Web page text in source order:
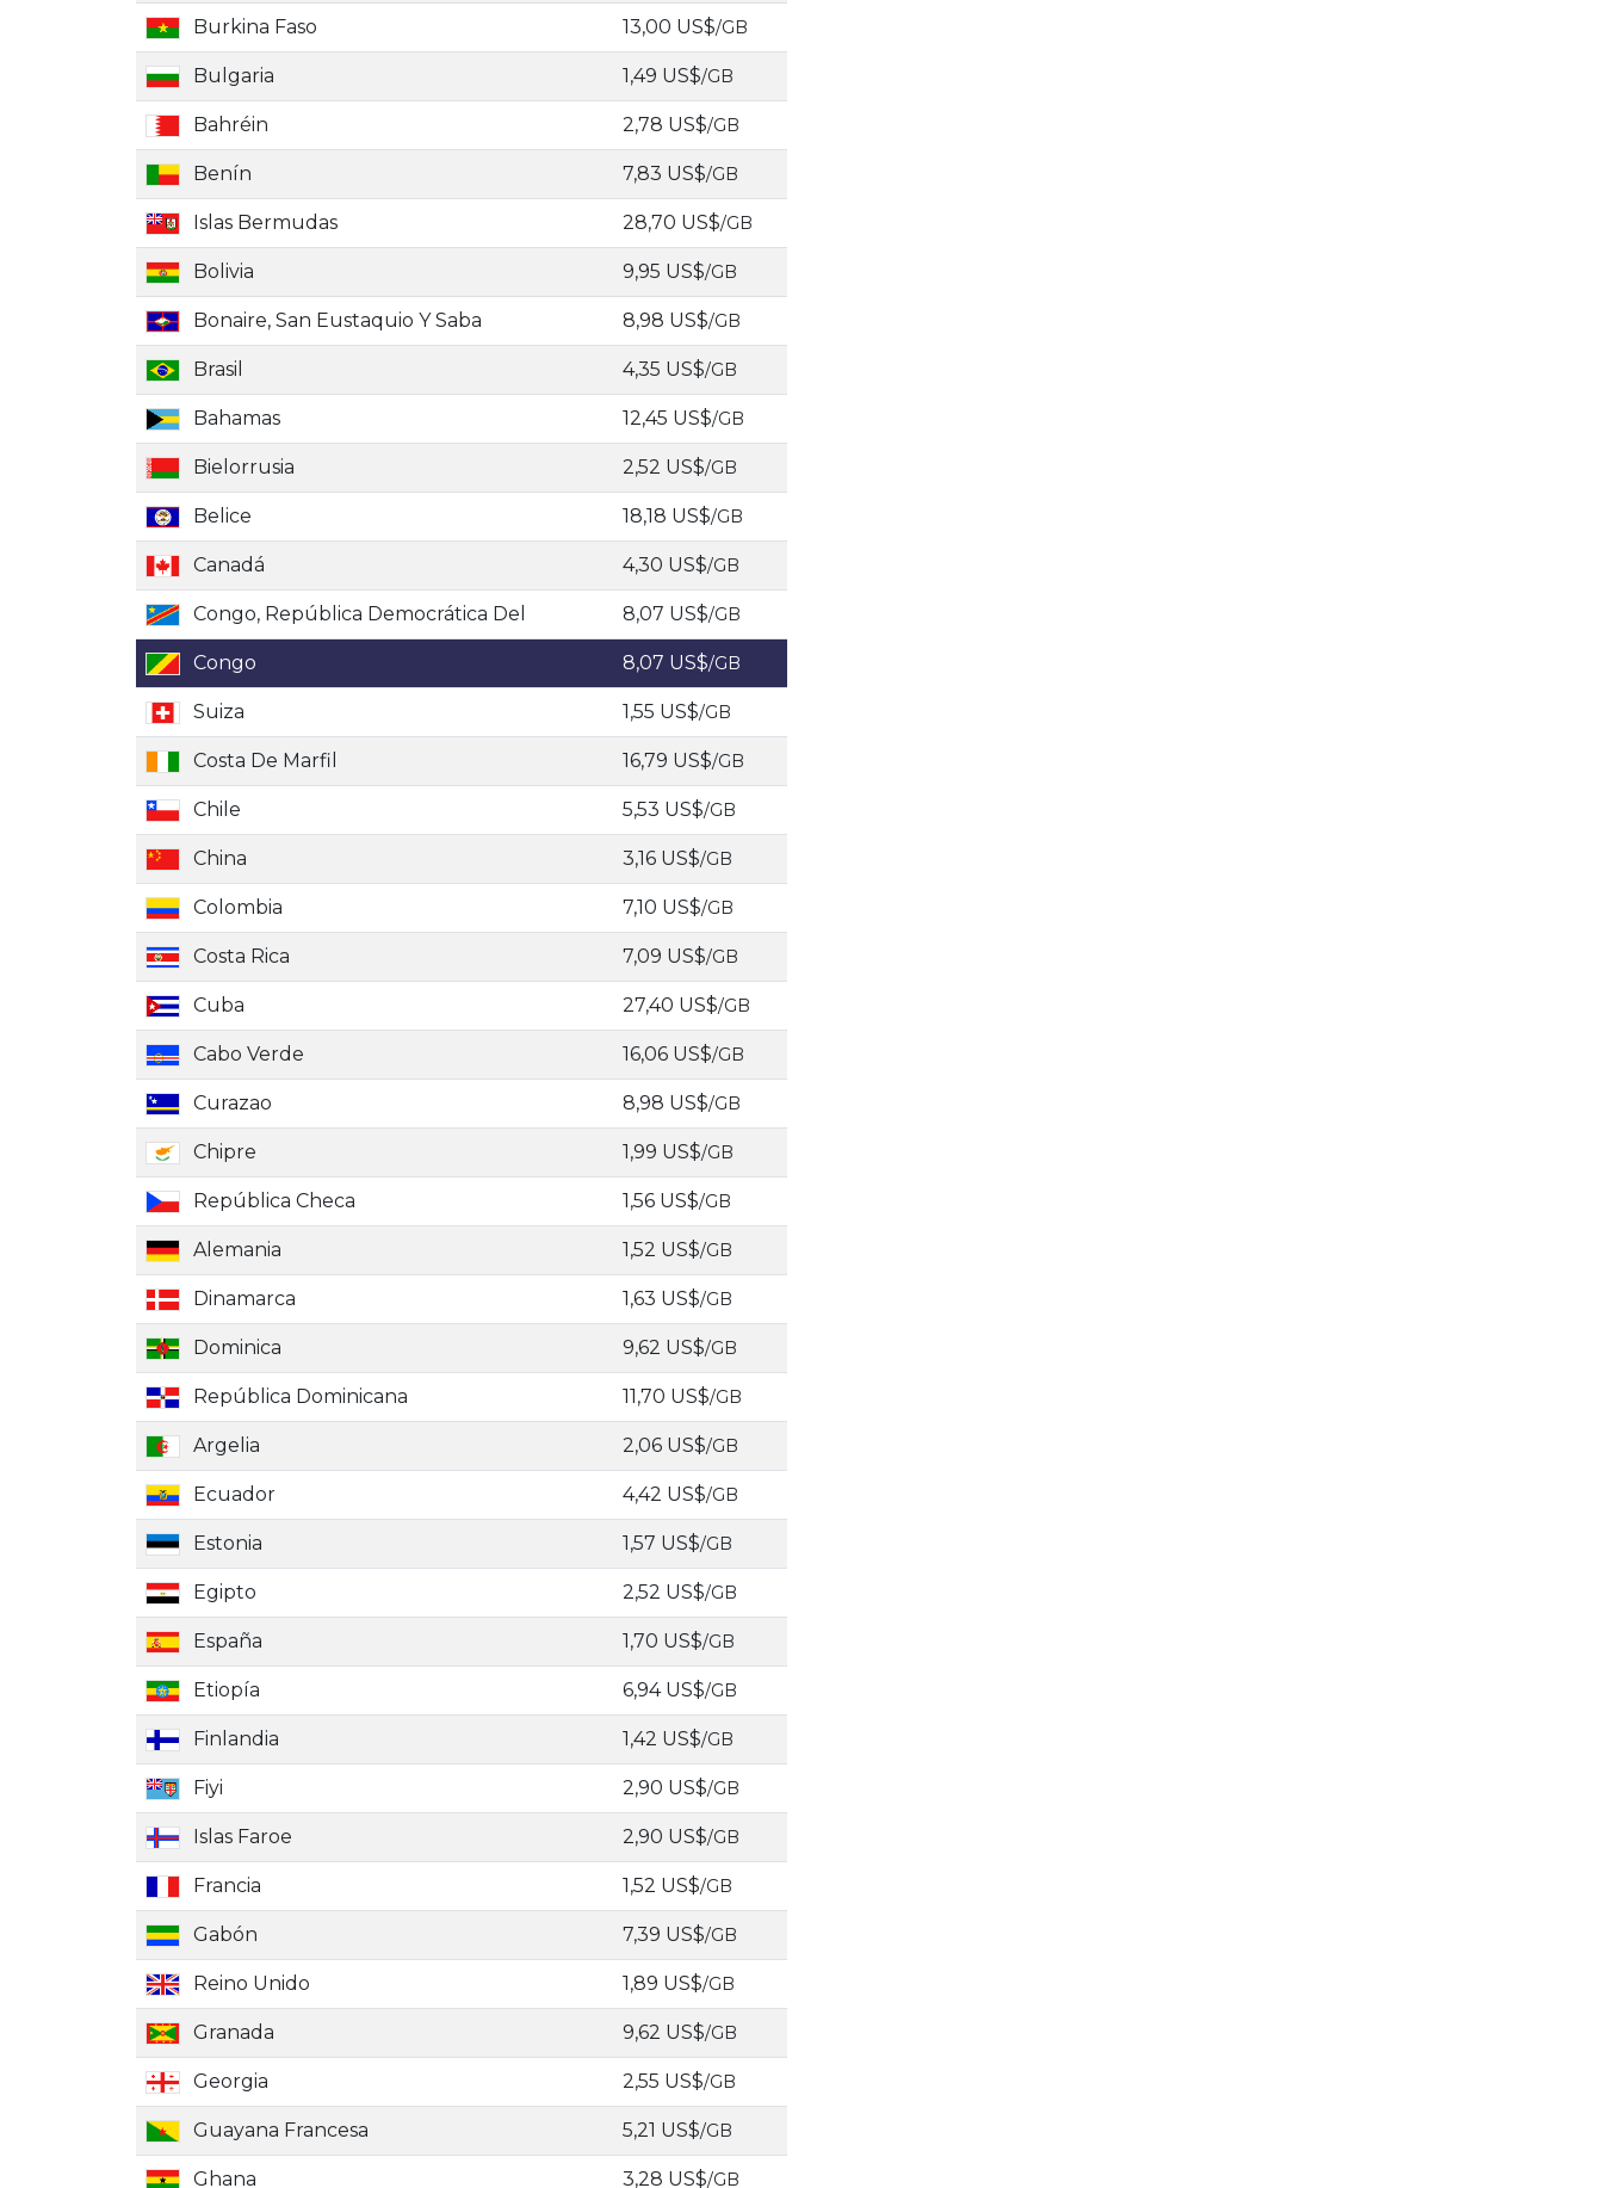
Burkina Faso 13,00 US$/GB
Bulgaria 1,49 US$/GB
Bahréin 2,78 US$/GB
Benín 7,83 US$/GB
Islas Bermudas 28,70 US$/GB
Bolivia 9,95 US$/GB
Bonaire, San Eustaquio Y Saba 8,98 US$/GB
Brasil 4,35 US$/GB
Bahamas 12,45 US$/GB
Bielorrusia 2,52 US$/GB
Belice 18,18 US$/GB
Canadá 4,30 US$/GB
Congo, República Democrática Del 8,07 US$/GB
Congo 8,07 US$/GB
Suiza 1,55 US$/GB
Costa De Marfil 16,79 US$/GB
Chile 5,53 US$/GB
China 3,16 US$/GB
Colombia 7,10 US$/GB
Costa Rica 7,09 US$/GB
Cuba 27,40 US$/GB
Cabo Verde 16,06 US$/GB
Curazao 8,98 US$/GB
Chipre 1,99 US$/GB
República Checa 1,56 US$/GB
Alemania 1,52 US$/GB
Dinamarca 1,63 US$/GB
Dominica 9,62 US$/GB
República Dominicana 11,70 US$/GB
Argelia 2,06 US$/GB
Ecuador 4,42 US$/GB
Estonia 1,57 US$/GB
Egipto 2,52 US$/GB
España 1,70 US$/GB
Etiopía 6,94 US$/GB
Finlandia 1,42 US$/GB
Fiyi 2,90 US$/GB
Islas Faroe 2,90 US$/GB
Francia 1,52 US$/GB
Gabón 7,39 US$/GB
Reino Unido 1,89 US$/GB
Granada 9,62 US$/GB
Georgia 2,55 US$/GB
Guayana Francesa 5,21 US$/GB
Ghana 3,28 US$/GB